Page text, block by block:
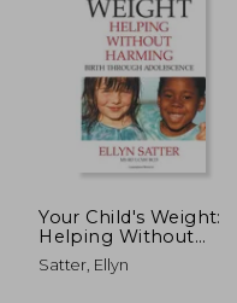
Your Child's Weight:
Helping Without
Harming (en Inglés)
Satter, Ellyn